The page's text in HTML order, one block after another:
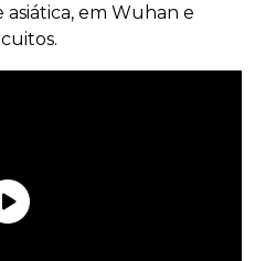
asiática, em Wuhan e